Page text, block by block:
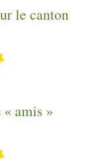
le canton
« amis »